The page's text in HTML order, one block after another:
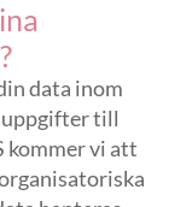
data inom
till
kommer vi att